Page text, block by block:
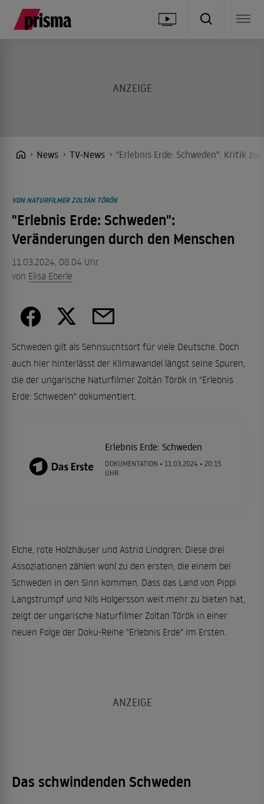
News TV-News "Erlebnis Erde: Schweden": Kritik
VON NATURFILMER ZOLTÁN TÖRÖK
"Erlebnis Erde: Schweden":
Veränderungen durch den Menschen
11.03.2024, 08.04 Uhr
von Elisa Eberle
Schweden gilt als Sehnsuchtsort für viele Deutsche. Doch
auch hier hinterlässt der Klimawandel längst seine Spuren,
die der ungarische Naturfilmer Zoltán Török in "Erlebnis
Erde: Schweden" dokumentiert.
Erlebnis Erde: Schweden
DOKUMENTATION • 11.03.2024• 20:15
UHR
Elche, rote Holzhäuser und Astrid Lindgren: Diese drei
Assoziationen zählen wohl zu den ersten, die einem bei
Schweden in den Sinn kommen. Dass das Land von Pippi
Langstrumpf und Nils Holgersson weit mehr zu bieten hat,
zeigt der ungarische Naturfilmer Zoltan Török in einer
neuen Folge der Doku-Reihe "Erlebnis Erde" im Ersten.
Das schwindenden Schweden